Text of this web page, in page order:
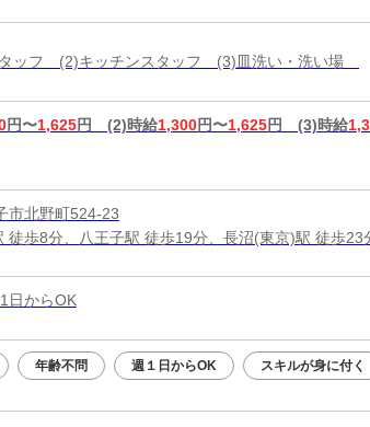
ッフ (2)キッチンスタッフ (3)皿洗い・洗い場
円〜1,625円 (2)時給1,300円〜1,625円 (3)時給
市北野町524-23
徒歩8分、八王子駅 徒歩19分、長沼(東京)駅 徒歩23
日からOK
年齢不問 週１日からOK スキルが身に付く